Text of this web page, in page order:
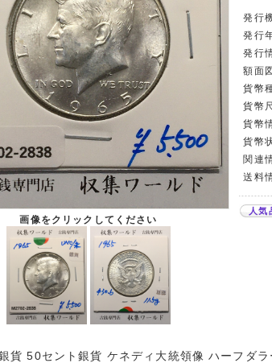
画像をクリックしてください
発行
発行
発行
額面
貨幣
貨幣
貨幣
貨幣
関連
送料
人気
貨 50セント銀貨 ケネディ大統領像 ハーフダ